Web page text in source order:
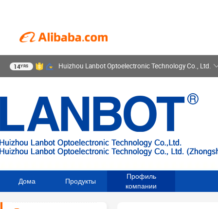
14YRS Huizhou Lanbot Optoelectronic Technology Co., Ltd.
Дома Продукты
Профиль
компании